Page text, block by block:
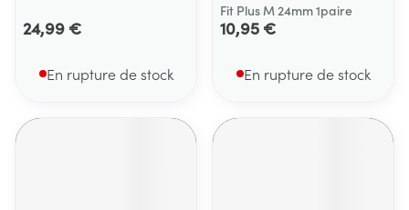
24,99 €
En rupture de stock
Fit Plus M 24mm 1paire
10,95 €
En rupture de stock